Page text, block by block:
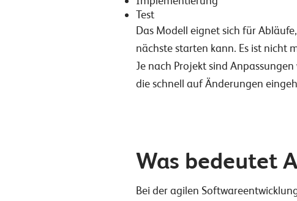
Test
Das Modell eignet sich für
nächste starten kann. Es ist nicht
Je nach Projekt sind
die schnell auf Änderungen
Was bedeutet
Bei der agilen